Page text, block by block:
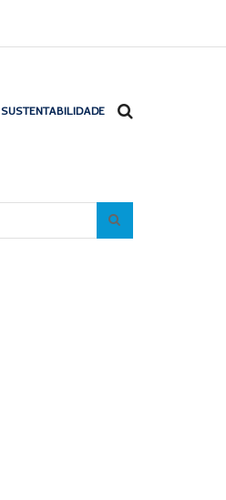
SUSTENTABILIDADE